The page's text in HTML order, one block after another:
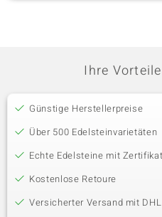
Ihre
Günstige Herstellerpreise
Über 500 Edelsteinvarietäten
Echte Edelsteine mit Zertifikat
Kostenlose Retoure
Versicherter Versand mit DHL